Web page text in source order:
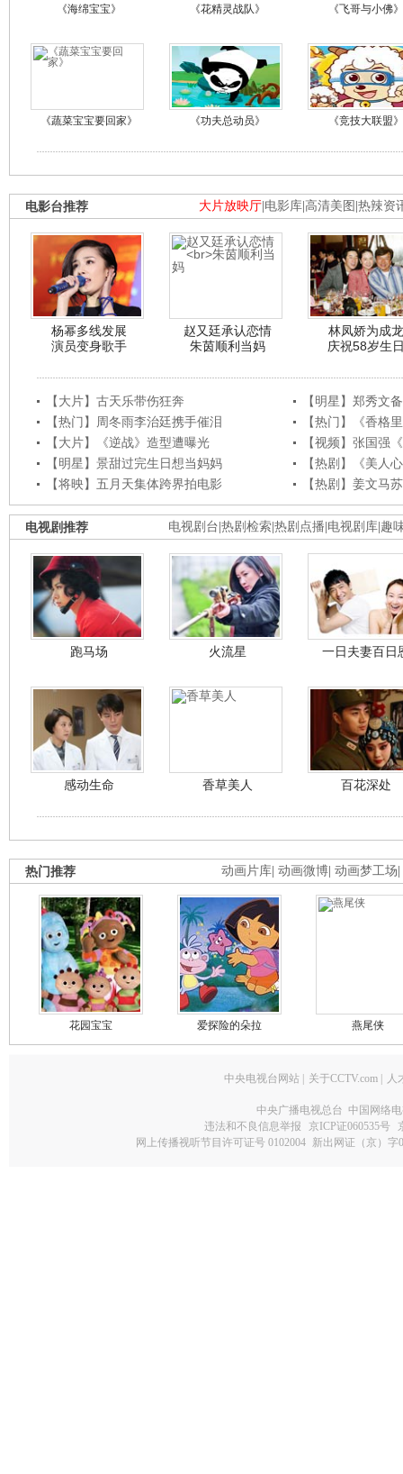
《海绵宝宝》 《花精灵战队》 《飞哥与小佛》
《蔬菜宝宝要回家》 《功夫总动员》 《竞技大联盟》
大片放映厅 电影库 高清美图 热辣资
电影台推荐
杨幂多线发展
演员变身歌手
赵又廷承认恋情
朱茵顺利当妈
林凤娇为成龙
庆祝58岁生
【大片】古天乐带伤狂奔
【明星】郑秀文
【热门】周冬雨李治廷携手催泪
【热门】《香格
【大片】《逆战》造型遭曝光
【视频】张国强
【明星】景甜过完生日想当妈妈
【热剧】《美人
【将映】五月天集体跨界拍电影
【热剧】姜文马
电视剧台 热剧检索 热剧点播 电视剧库 趣
电视剧推荐
跑马场 火流星 一日夫妻百日
感动生命 香草美人 百花深处
动画片库 动画微博 动画梦工场
热门推荐
花园宝宝 爱探险的朵拉 燕尾侠
中央电视台网站 关于CCTV.com 人
中央广播电视总台 中国网络
违法和不良信息举报
京ICP证060535号
网上传播视听节目许可证号 0102004 新出网证（京）